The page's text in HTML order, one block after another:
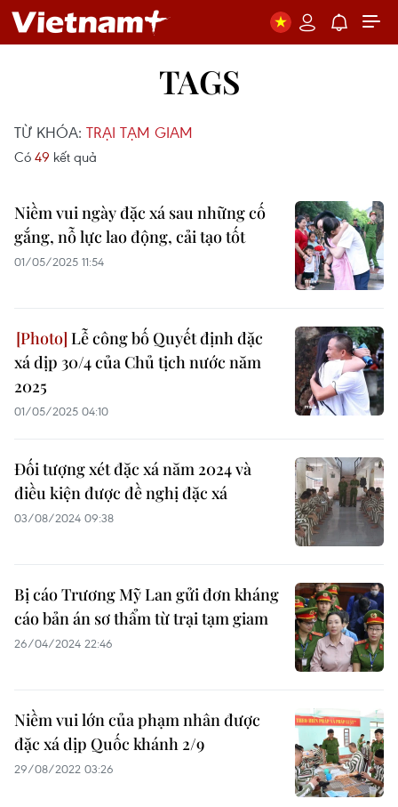
TAGS
TỪ KHÓA: TRẠI TẠM GIAM
Có 49 kết quả
Niềm vui ngày đặc xá sau những cố
gắng, nỗ lực lao động, cải tạo tốt
01/05/2025 11:54
Lễ công bố Quyết định đặc
xá dịp 30/4 của Chủ tịch nước năm
2025
01/05/2025 04:10
Đối tượng xét đặc xá năm 2024 và
điều kiện được đề nghị đặc xá
03/08/2024 09:38
Bị cáo Trương Mỹ Lan gửi đơn kháng
cáo bản án sơ thẩm từ trại tạm giam
26/04/2024 22:46
Niềm vui lớn của phạm nhân được
đặc xá dịp Quốc khánh 2/9
29/08/2022 03:26